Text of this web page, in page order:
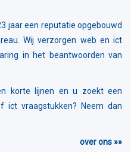
jaar een reputatie opgebouwd
Wij verzorgen web en ict
in het beantwoorden van
korte lijnen en u zoekt een
vraagstukken? Neem dan
over ons »»